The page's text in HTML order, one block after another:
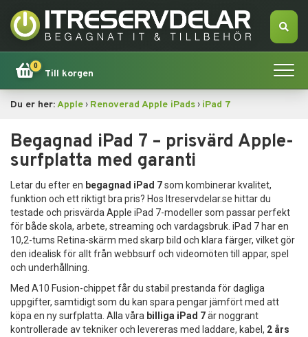
0
Till korgen
Apple
Tillbehör
Erbjudande!
Datorsökning
Dator
Reservdelar
Du er her:Apple› Renoverad Apple iPads› iPad 7
Begagnad iPad 7 – prisvärd Apple-
surfplatta med garanti
Letar du efter en begagnad iPad 7som kombinerar kvalitet,
funktion och ett riktigt bra pris? Hos Itreservdelar.se hittar du
testade och prisvärda Apple iPad 7-modeller som passar perfekt
för både skola, arbete, streaming och vardagsbruk. iPad 7 har en
10,2-tums Retina-skärm med skarp bild och klara färger, vilket gör
den idealisk för allt från webbsurf och videomöten till appar, spel
och underhållning.
Med A10 Fusion-chippet får du stabil prestanda för dagliga
uppgifter, samtidigt som du kan spara pengar jämfört med att
köpa en ny surfplatta. Alla våra billiga iPad 7är noggrant
kontrollerade av tekniker och levereras med laddare, kabel, 2 års